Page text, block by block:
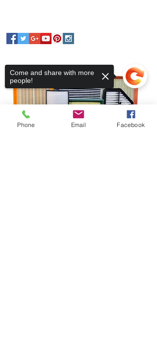
Phone Email Facebook
Come and share with more
people!